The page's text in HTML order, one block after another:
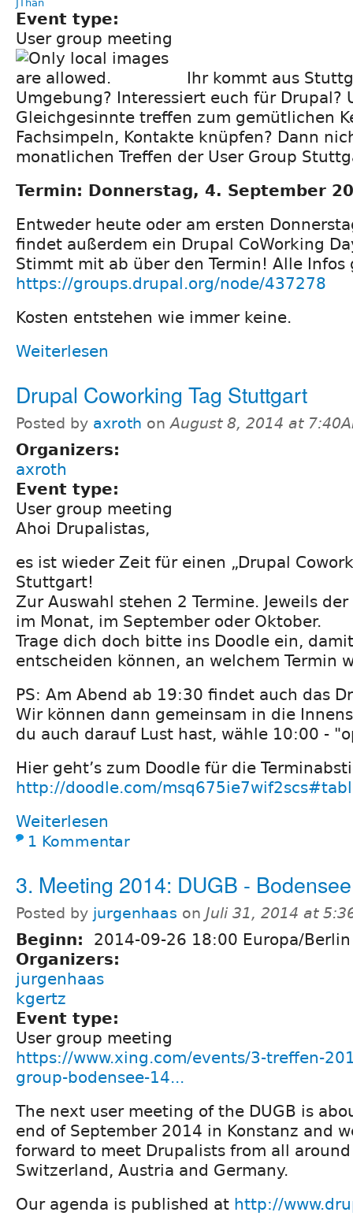
JThan
Event type:
User group meeting
Ihr kommt aus
Umgebung? Interessiert euch für Drupal?
Gleichgesinnte treffen zum gemütlichen
Fachsimpeln, Kontakte knüpfen? Dann
monatlichen Treffen der User Group
Termin: Donnerstag, 4. September
Entweder heute oder am ersten
findet außerdem ein Drupal CoWorking
Stimmt mit ab über den Termin! Alle
https://groups.drupal.org/node/437278
Kosten entstehen wie immer keine.
Weiterlesen
Drupal Coworking Tag Stuttgart
Posted by axroth onAugust 8, 2014 at
Organizers:
axroth
Event type:
User group meeting
Ahoi Drupalistas,
es ist wieder Zeit für einen „Drupal
Stuttgart!
Zur Auswahl stehen 2 Termine. Jeweils
im Monat, im September oder Oktober.
Trage dich doch bitte ins Doodle ein,
entscheiden können, an welchem Termin
PS: Am Abend ab 19:30 findet auch das
Wir können dann gemeinsam in die
du auch darauf Lust hast, wähle 10:00 -
Hier geht’s zum Doodle für die
http://doodle.com/
Weiterlesen
1 Kommentar
3. Meeting 2014: DUGB - Bodensee
Posted by jurgenhaas on Juli 31, 2014 at
Beginn:
2014-09-26 18:00 Europa/Berlin
Organizers:
jurgenhaas
kgertz
Event type:
User group meeting
https://www.xing.com/events/3-treffen-
group-bodensee-14...
The next user meeting of the DUGB is
end of September 2014 in Konstanz and
forward to meet Drupalists from all
Switzerland, Austria and Germany.
Our agenda is published at http://